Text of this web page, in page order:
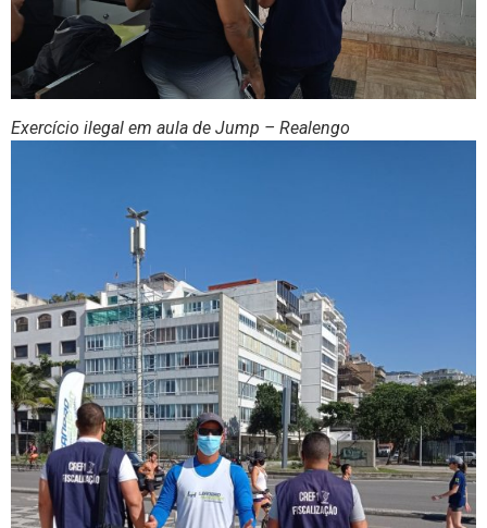
Exercício ilegal em aula de Jump – Realengo